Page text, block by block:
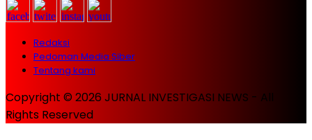
Redaksi
Pedoman Media Siber
Tentang kami
Copyright © 2026 JURNAL INVESTIGASI NEWS - All
Rights Reserved